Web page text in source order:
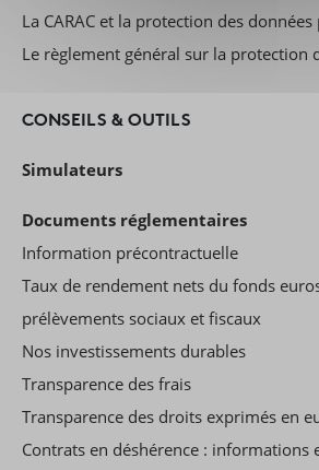
La CARAC et la protection des
Le règlement général sur la protection
CONSEILS & OUTILS
Simulateurs
Documents réglementaires
Information précontractuelle
Taux de rendement nets du fonds
prélèvements sociaux et fiscaux
Nos investissements durables
Transparence des frais
Transparence des droits exprimés en
Contrats en déshérence : informations